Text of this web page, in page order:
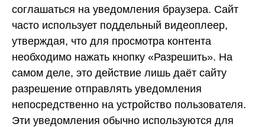
соглашаться на уведомления браузера. Сайт
часто использует поддельный видеоплеер,
утверждая, что для просмотра контента
необходимо нажать кнопку «Разрешить». На
самом деле, это действие лишь даёт сайту
разрешение отправлять уведомления
непосредственно на устройство пользователя.
Эти уведомления обычно используются для